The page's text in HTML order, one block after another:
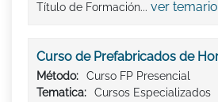
Título de Formación... ver temario
Curso de Prefabricados de
Método:
Curso FP Presencial
Tematica:
Cursos Especializados